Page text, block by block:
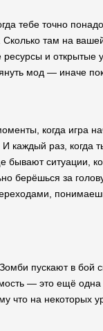
тебе точно
там на
и открытые
мод — иначе
когда игра
каждый раз, когда
ситуации,
берёшься за
пускают в бой
— это ещё
на некоторых